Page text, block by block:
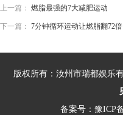
上一篇： 燃脂最强的7大减肥运动
下一篇： 7分钟循环运动让燃脂翻72倍
版权所有：汝州市瑞都娱乐
备案号： 豫ICP